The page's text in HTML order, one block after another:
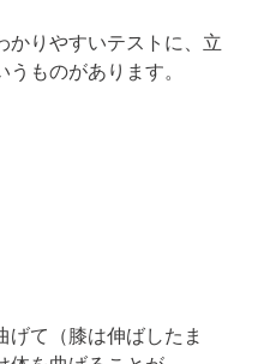
かりやすいテストに、立
ものがあります。
げて（膝は伸ばしたま